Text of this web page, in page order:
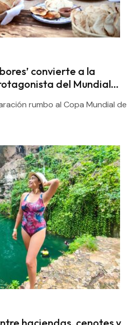
convierte a la
del Mundial
rumbo al Copa Mundial de